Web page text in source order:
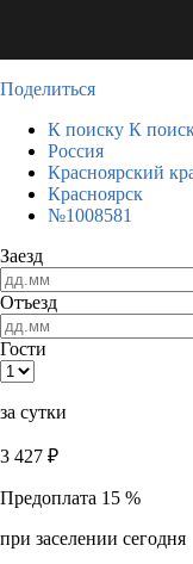
Поделиться
К поиску К
Россия
Красноярский
Красноярск
№1008581
Заезд
Отъезд
Гости
за сутки
3 427 ₽
Предоплата 15 %
при заселении сегодня